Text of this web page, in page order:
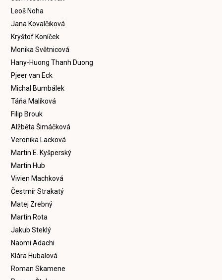
Leoš Noha
Jana Kovalčiková
Kryštof Koníček
Monika Světnicová
Hany-Huong Thanh Duong
Pjeer van Eck
Michal Bumbálek
Táňa Malíková
Filip Brouk
Alžběta Šimáčková
Veronika Lacková
Martin E. Kyšperský
Martin Hub
Vivien Machková
Čestmír Strakatý
Matej Zrebný
Martin Rota
Jakub Steklý
Naomi Adachi
Klára Hubalová
Roman Skamene